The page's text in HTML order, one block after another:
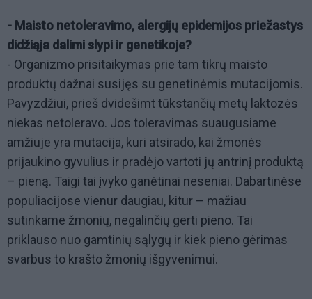
- Maisto netoleravimo, alergijų epidemijos priežastys
didžiąja dalimi slypi ir genetikoje?
- Organizmo prisitaikymas prie tam tikrų maisto
produktų dažnai susijęs su genetinėmis mutacijomis.
Pavyzdžiui, prieš dvidešimt tūkstančių metų laktozės
niekas netoleravo. Jos toleravimas suaugusiame
amžiuje yra mutacija, kuri atsirado, kai žmonės
prijaukino gyvulius ir pradėjo vartoti jų antrinį produktą
– pieną. Taigi tai įvyko ganėtinai neseniai. Dabartinėse
populiacijose vienur daugiau, kitur – mažiau
sutinkame žmonių, negalinčių gerti pieno. Tai
priklauso nuo gamtinių sąlygų ir kiek pieno gėrimas
svarbus to krašto žmonių išgyvenimui.